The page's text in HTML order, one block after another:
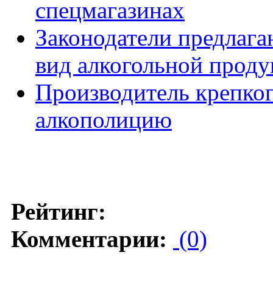
спецмагазинах
Законодатели
вид алкогольной
Производитель
алкополицию
Рейтинг:
Комментарии: (0)